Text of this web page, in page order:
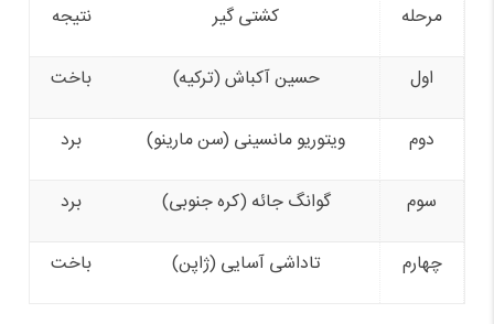
مرحله
کشتی گیر نتیجه
اول حسین آکباش (ترکیه) باخت
دوم ویتوریو مانسینی (سن مارینو) برد
سوم گوانگ جائه (کره جنوبی) برد
چهارم تاداشی آسایی (ژاپن) باخت